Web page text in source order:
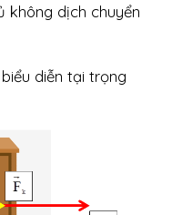
không dịch chuyển
diễn tại trọng